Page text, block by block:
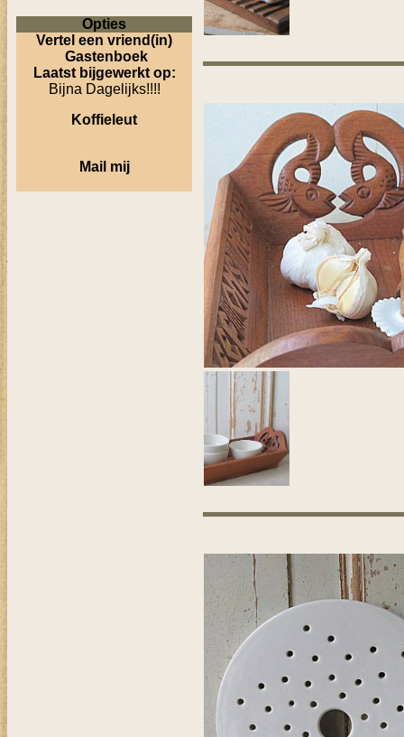
Opties
Vertel een vriend(in)
Gastenboek
Laatst bijgewerkt op:
Bijna Dagelijks!!!!
Koffieleut
Mail mij